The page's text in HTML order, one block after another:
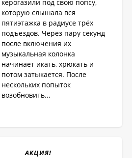
Wi-Fi-2.4 ГГц, Bluetooth, CDMA-400 МГц, Wi-Fi
ГГц
В НАЛИЧИИ
49 730₽
керогазили под свою попсу,
которую слышала вся
пятиэтажка в радиусе трёх
подъездов. Через пару секунд
после включения их
музыкальная колонка
начинает икать, хрюкать и
потом затыкается. После
нескольких попыток
возобновить...
АКЦИЯ!